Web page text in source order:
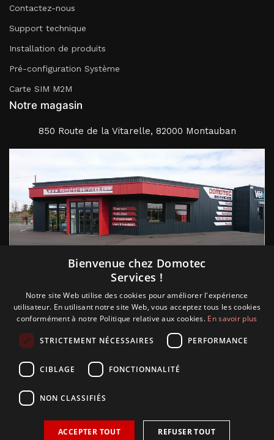
Contactez-nous
Support technique
Installation de produits
Pré-configuration Système
Carte SIM M2M
Notre magasin
850 Route de la Vitarelle, 82000 Montauban
Suivez nous
Bienvenue chez Domotec
Services !
Notre site Web utilise des cookies pour améliorer l'expérience
utilisateur. En utilisant notre site Web, vous acceptez tous les cookies
conformément à notre Politique relative aux cookies. En savoir plus
STRICTEMENT NÉCESSAIRES PERFORMANCE
CIBLAGE FONCTIONNALITÉ
NON CLASSIFIÉS
ACCEPTER TOUT REFUSER TOUT